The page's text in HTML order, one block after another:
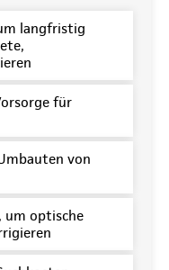
langfristig
für
von
, um optische